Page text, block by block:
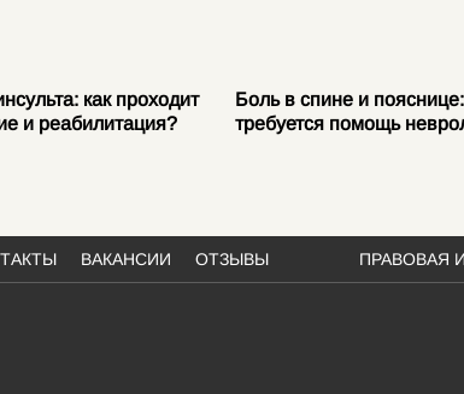
как проходит
и реабилитация?
Боль в спине и пояснице:
требуется помощь
ВАКАНСИИ ОТЗЫВЫ ПРАВОВАЯ